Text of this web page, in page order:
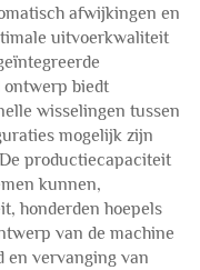
afwijkingen en
uitvoerkwaliteit
ontwerp biedt
wisselingen tussen
mogelijk zijn
productiecapaciteit
kunnen,
honderden hoepels
van de machine
en vervanging van